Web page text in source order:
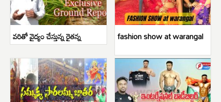
వరితో వైద్యం చేస్తున్న రైతన్న fashion show at warangal